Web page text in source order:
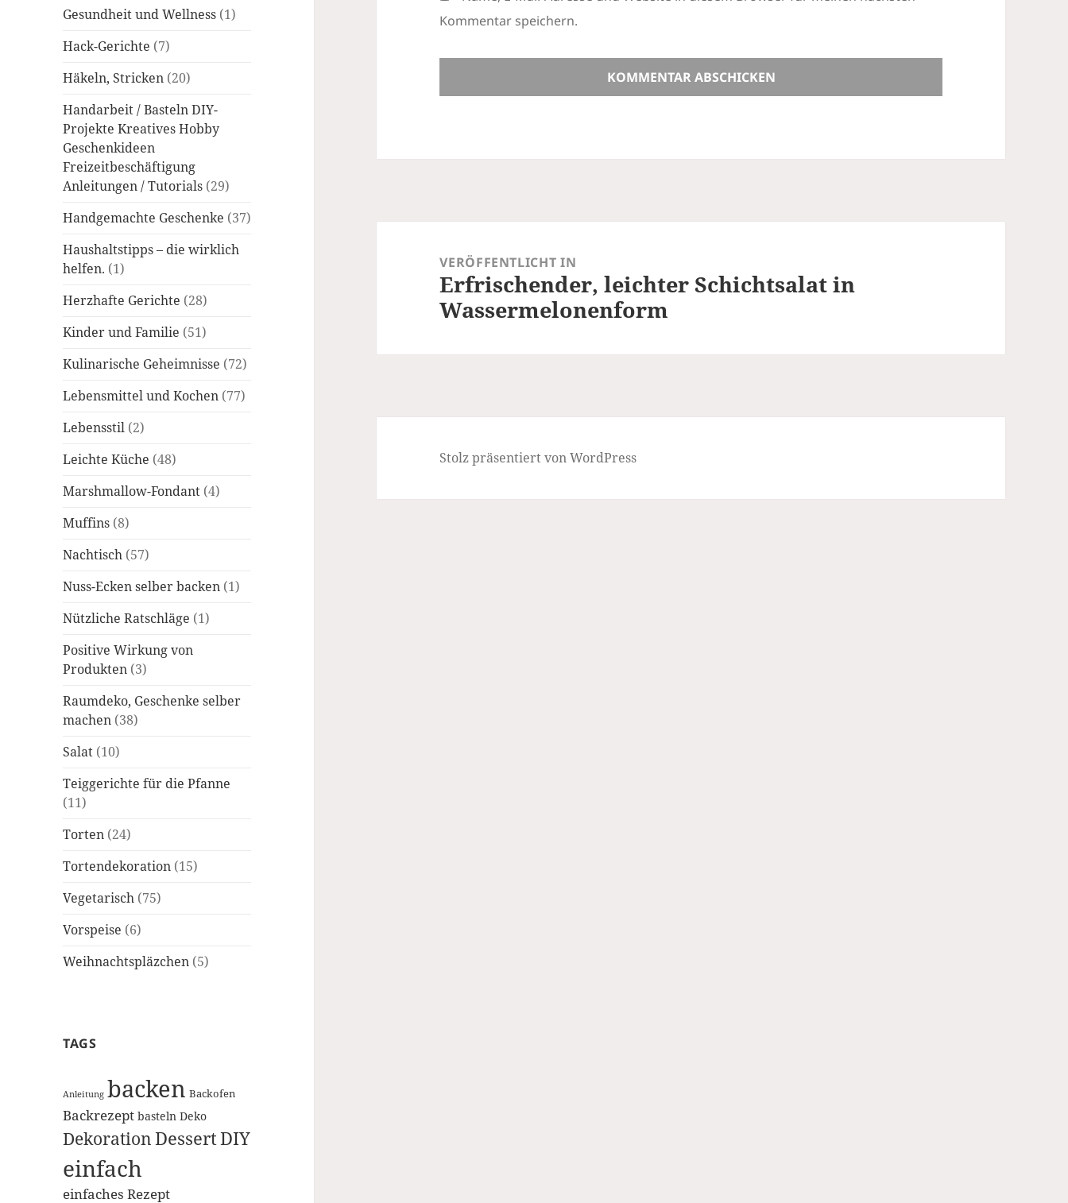
Gesundheit und Wellness (1)
Hack-Gerichte (7)
Häkeln, Stricken (20)
Handarbeit / Basteln DIY-
Projekte Kreatives Hobby
Geschenkideen
Freizeitbeschäftigung
Anleitungen / Tutorials (29)
Handgemachte Geschenke (37)
Haushaltstipps – die wirklich
helfen. (1)
Herzhafte Gerichte (28)
Kinder und Familie (51)
Kulinarische Geheimnisse (72)
Lebensmittel und Kochen (77)
Lebensstil (2)
Leichte Küche (48)
Marshmallow-Fondant (4)
Muffins (8)
Nachtisch (57)
Nuss-Ecken selber backen (1)
Nützliche Ratschläge (1)
Positive Wirkung von
Produkten (3)
Raumdeko, Geschenke selber
machen (38)
Salat (10)
Teiggerichte für die Pfanne
(11)
Torten (24)
Tortendekoration (15)
Vegetarisch (75)
Vorspeise (6)
Weihnachtspläzchen (5)
TAGS
Anleitung backen Backofen
Backrezept basteln Deko
DekorationDessertDIY
einfach
einfaches Rezept
Kommentar speichern.
VERÖFFENTLICHT IN
Erfrischender, leichter Schichtsalat in
Wassermelonenform
Stolz präsentiert von WordPress